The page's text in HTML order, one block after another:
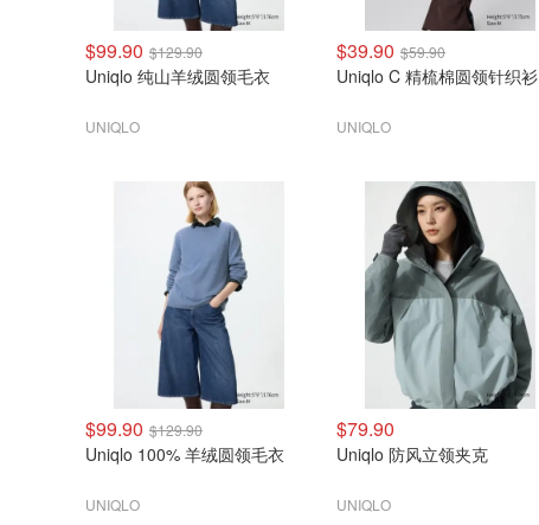
$99.90 $129.90
Uniqlo 纯山羊绒圆领毛衣
UNIQLO
$39.90 $59.90
Uniqlo C 精梳棉圆领针织衫
UNIQLO
$99.90 $129.90
Uniqlo 100% 羊绒圆领毛衣
UNIQLO
$79.90
Uniqlo 防风立领夹克
UNIQLO